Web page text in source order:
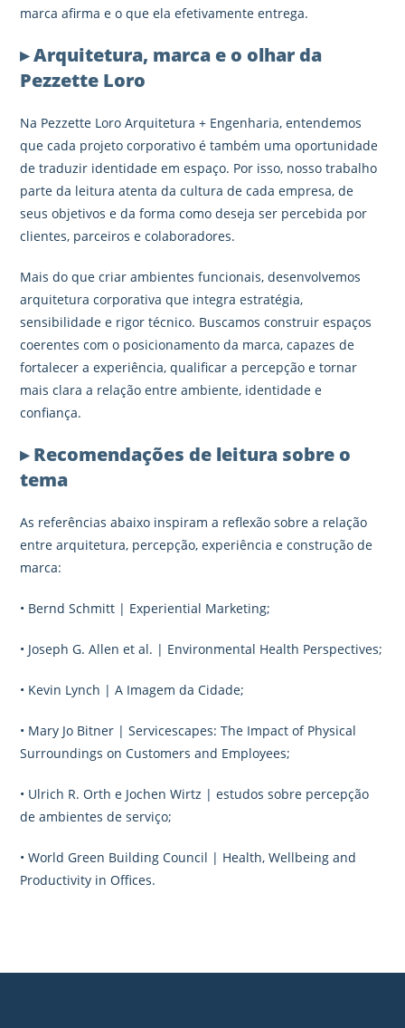
marca afirma e o que ela efetivamente entrega.
▸ Arquitetura, marca e o olhar da
Pezzette Loro
Na Pezzette Loro Arquitetura + Engenharia, entendemos
que cada projeto corporativo é também uma oportunidade
de traduzir identidade em espaço. Por isso, nosso trabalho
parte da leitura atenta da cultura de cada empresa, de
seus objetivos e da forma como deseja ser percebida por
clientes, parceiros e colaboradores.
Mais do que criar ambientes funcionais, desenvolvemos
arquitetura corporativa que integra estratégia,
sensibilidade e rigor técnico. Buscamos construir espaços
coerentes com o posicionamento da marca, capazes de
fortalecer a experiência, qualificar a percepção e tornar
mais clara a relação entre ambiente, identidade e
confiança.
▸ Recomendações de leitura sobre o
tema
As referências abaixo inspiram a reflexão sobre a relação
entre arquitetura, percepção, experiência e construção de
marca:
• Bernd Schmitt | Experiential Marketing;
• Joseph G. Allen et al. | Environmental Health Perspectives;
• Kevin Lynch | A Imagem da Cidade;
• Mary Jo Bitner | Servicescapes: The Impact of Physical
Surroundings on Customers and Employees;
• Ulrich R. Orth e Jochen Wirtz | estudos sobre percepção
de ambientes de serviço;
• World Green Building Council | Health, Wellbeing and
Productivity in Offices.